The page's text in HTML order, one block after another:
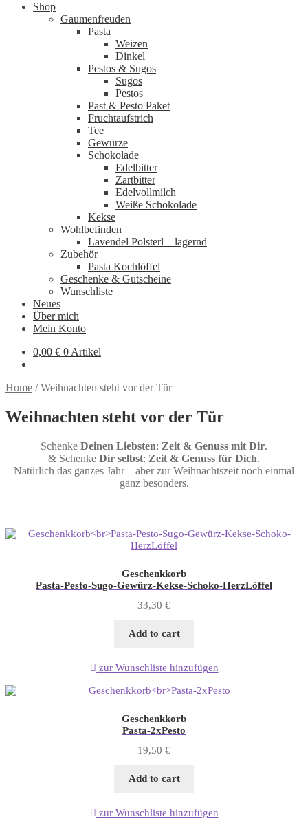
Shop
Gaumenfreuden
Pasta
Weizen
Dinkel
Pestos & Sugos
Sugos
Pestos
Past & Pesto Paket
Fruchtaufstrich
Tee
Gewürze
Schokolade
Edelbitter
Zartbitter
Edelvollmilch
Weiße Schokolade
Kekse
Wohlbefinden
Lavendel Polsterl – lagernd
Zubehör
Pasta Kochlöffel
Geschenke & Gutscheine
Wunschliste
Neues
Über mich
Mein Konto
0,00 € 0 Artikel
Home /Weihnachten steht vor der Tür
Weihnachten steht vor der Tür
Schenke Deinen Liebsten: Zeit & Genuss mit Dir.
& Schenke Dir selbst: Zeit & Genuss für Dich.
Natürlich das ganzes Jahr – aber zur Weihnachtszeit noch einmal
ganz besonders.
Geschenkkorb
Pasta-Pesto-Sugo-Gewürz-Kekse-Schoko-HerzLöffel
33,30 €
Add to cart
zur Wunschliste hinzufügen
Geschenkkorb
Pasta-2xPesto
19,50 €
Add to cart
zur Wunschliste hinzufügen